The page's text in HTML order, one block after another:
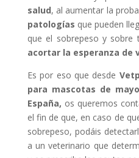
salud, al aumentar la
patologías que pueden
que el sobrepeso y sobre
acortar la esperanza de
Es por eso que desde
para mascotas de
España, os queremos
el fin de que, en caso de
sobrepeso, podáis
a un veterinario que